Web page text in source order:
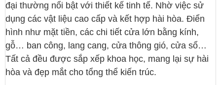
đại thường nổi bật với thiết kế tinh tế. Nhờ việc sử
dụng các vật liệu cao cấp và kết hợp hài hòa. Điển
hình như mặt tiền, các chi tiết cửa lớn bằng kính,
gỗ… ban công, lang cang, cửa thông gió, cửa sổ…
Tất cả đều được sắp xếp khoa học, mang lại sự hài
hòa và đẹp mắt cho tổng thể kiến trúc.